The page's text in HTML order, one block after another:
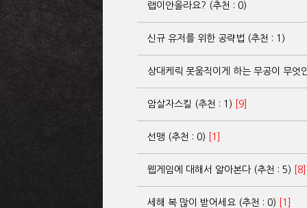
랩이안올라요? (추천 : 0)
신규 유저를 위한 공략법 (추천 : 1)
상대케릭 못움직이게 하는 무공이 무
암살자스킬 (추천 : 1) [9]
선맹 (추천 : 0) [1]
웹게임에 대해서 알아본다 (추천 : 5) [8]
세해 복 많이 받어세요 (추천 : 0) [1]